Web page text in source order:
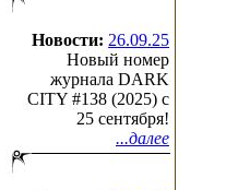
Новости: 26.09.25
Новый номер
журнала DARK
CITY #138 (2025) c
25 сентября!
...далее